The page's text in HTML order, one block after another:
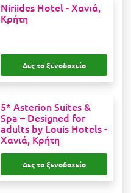
Niriides Hotel -Χανιά,
Κρήτη
Δες το ξενοδοχείο
5* Asterion Suites &
Spa – Designed for
adults by Louis Hotels -
Χανιά, Κρήτη
Δες το ξενοδοχείο